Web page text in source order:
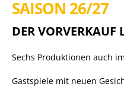
SAISON 26/27
DER VORVERKAUF
Sechs Produktionen auch
Gastspiele mit neuen